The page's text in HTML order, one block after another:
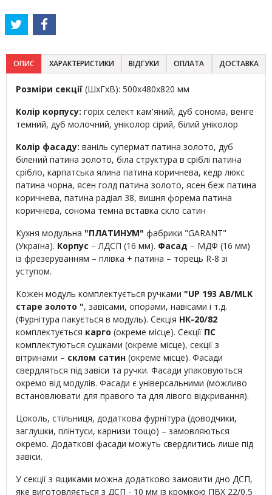
ОПИС ХАРАКТЕРИСТИКИ ВІДГУКИ ОПЛАТА ДОСТАВКА
Розміри секції (ШхГхВ): 500х480х820 мм
Колір корпусу: горіх селект кам'яний, дуб сонома, венге
темний, дуб молочний, уніколор сірий, білий уніколор
Колір фасаду: ваніль супермат патина золото, дуб
білений патина золото, біла структура в сріблі патина
срібло, карпатська ялина патина коричнева, кедр люкс
патина чорна, ясен голд патина золото, ясен беж патина
коричнева, патина радіал 38, вишня форема патина
коричнева, сонома темна вставка скло сатин
Кухня модульна "ПЛАТИНУМ" фабрики "GARANT"
(Україна). Корпус – ЛДСП (16 мм). Фасад – МДФ (16 мм)
із фрезеруванням – плівка + патина – торець R-8 зі
уступом.
Кожен модуль комплектується ручками "UP 193 AB/MLK
старе золото ", завісами, опорами, навісами і т.д.
(Фурнітура пакується в модуль). Секція НК-20/82
комплектується карго (окреме місце). Секції ПС
комплектуються сушками (окреме місце), секції з
вітринами – склом сатин (окреме місце). Фасади
свердляться під завіси та ручки. Фасади упаковуються
окремо від модулів. Фасади є універсальними (можливо
встановлювати для правого та для лівого відкривання).
Цоколь, стільниця, додаткова фурнітура (доводчики,
заглушки, плінтуси, карнизи тощо) – замовляються
окремо. Додаткові фасади можуть свердлитись лише під
завіси.
У секції з ящиками можна додатково замовити дно ДСП,
яке виготовляється з ДСП - 10 мм із кромкою ПВХ 22/0,5